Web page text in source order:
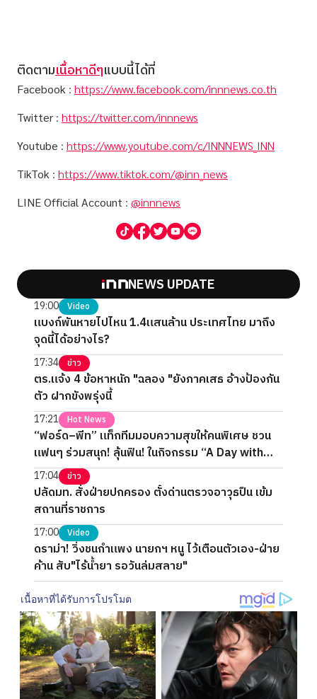
ติดตามเนื้อหาดีๆแบบนี้ได้ที่
Facebook : https://www.facebook.com/innnews.co.th
Twitter : https://twitter.com/innnews
Youtube : https://www.youtube.com/c/INNNEWS_INN
TikTok : https://www.tiktok.com/@inn_news
LINE Official Account : @innnews
NEWS UPDATE
19:00 Video
แบงก์พันหายไปไหน 1.4แสนล้าน ประเทศไทย มาถึง
จุดนี้ได้อย่างไร?
17:34 ข่าว
ตร.แจ้ง 4 ข้อหาหนัก "ฉลอง "ยังภาคเสธ อ้างป้องกัน
ตัว ฝากขังพรุ่งนี้
17:21 Hot News
“ฟอร์ด–พีท” แท็กทีมมอบความสุขให้คนพิเศษ ชวน
แฟนๆ ร่วมสนุก! ลุ้นฟิน! ในกิจกรรม “A Day with
FORTPEAT Exclusive Fan Meet”
17:04 ข่าว
ปลัดมท. สั่งฝ่ายปกครอง ตั้งด่านตรวจอาวุธปืน เข้ม
สถานที่ราชการ
17:00 Video
ดราม่า! วิ่งชนกำแพง นายกฯ หนู ไว้เตือนตัวเอง-ฝ่าย
ค้าน สับ"ไร้น้ำยา รอวันล่มสลาย"